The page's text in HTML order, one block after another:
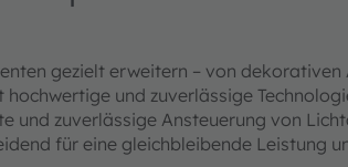
gezielt erweitern – von
und zuverlässige
und zuverlässige Ansteuerung von
für eine gleichbleibende Leistung